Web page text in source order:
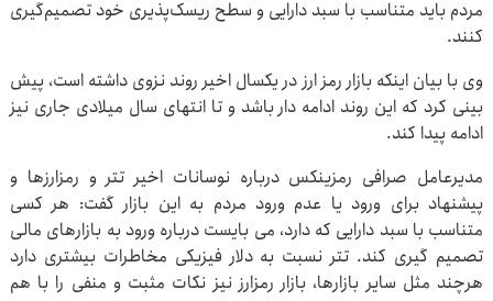
مردم باید متناسب با سبد دارایی و سطح ریسک‌پذیری خود تصمیم‌گیری
کنند.
وی با بیان اینکه بازار رمز ارز در یکسال اخیر روند نزوی داشته است، پیش
بینی کرد که این روند ادامه دار باشد و تا انتهای سال میلادی جاری نیز
ادامه پیدا کند.
مدیرعامل صرافی رمزینکس درباره نوسانات اخیر تتر و رمزارزها و
پیشنهاد برای ورود یا عدم ورود مردم به این بازار گفت: هر کسی
متناسب با سبد دارایی که دارد، می بایست درباره ورود به بازارهای مالی
تصمیم گیری کند. تتر نسبت به دلار فیزیکی مخاطرات بیشتری دارد
هرچند مثل سایر بازارها، بازار رمزارز نیز نکات مثبت و منفی را با هم